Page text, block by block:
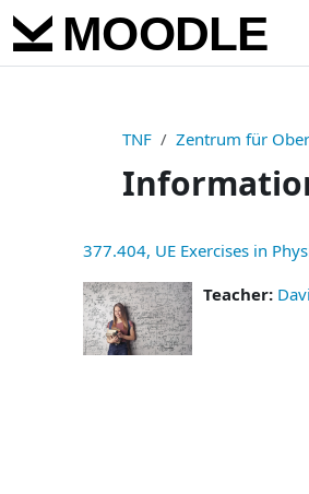
Passer au contenu principal
TNF Zentrum für
377.404, UE Exercises in
Teacher: